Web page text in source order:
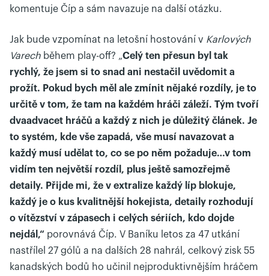
komentuje Číp a sám navazuje na další otázku.
Jak bude vzpomínat na letošní hostování v Karlových
Varech během play-off? „Celý ten přesun byl tak
rychlý, že jsem si to snad ani nestačil uvědomit a
prožít. Pokud bych měl ale zmínit nějaké rozdíly, je to
určitě v tom, že tam na každém hráči záleží. Tým tvoří
dvaadvacet hráčů a každý z nich je důležitý článek. Je
to systém, kde vše zapadá, vše musí navazovat a
každý musí udělat to, co se po něm požaduje…v tom
vidím ten největší rozdíl, plus ještě samozřejmě
detaily. Přijde mi, že v extralize každý líp blokuje,
každý je o kus kvalitnější hokejista, detaily rozhodují
o vítězství v zápasech i celých sériích, kdo dojde
nejdál,“ porovnává Číp. V Baníku letos za 47 utkání
nastřílel 27 gólů a na dalších 28 nahrál, celkový zisk 55
kanadských bodů ho učinil nejproduktivnějším hráčem